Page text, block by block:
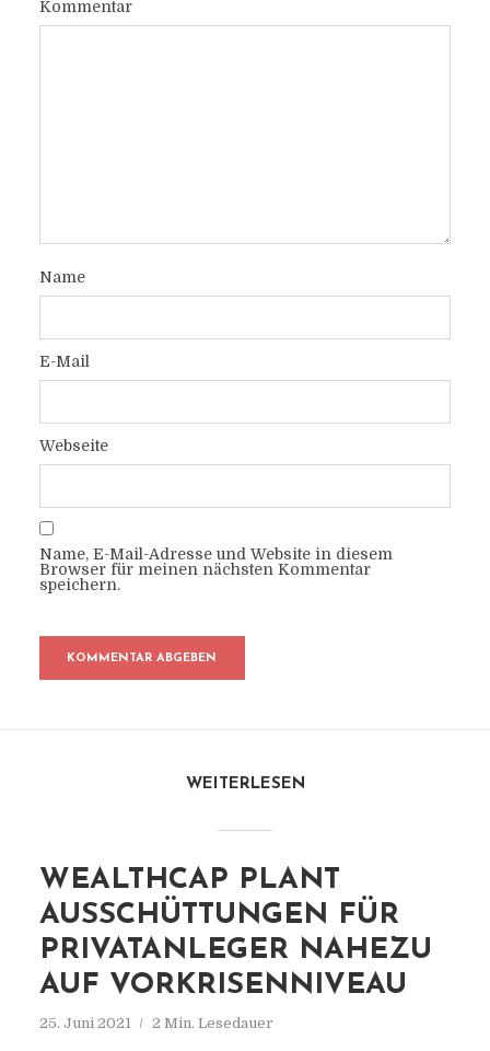
Kommentar
Name
E-Mail
Webseite
Name, E-Mail-Adresse und Website in diesem
Browser für meinen nächsten Kommentar
speichern.
WEITERLESEN
WEALTHCAP PLANT
AUSSCHÜTTUNGEN FÜR
PRIVATANLEGER NAHEZU
AUF VORKRISENNIVEAU
25. Juni 2021 2 Min. Lesedauer